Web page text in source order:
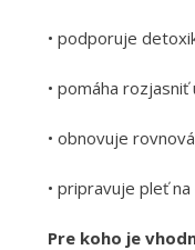
• podporuje
• pomáha rozjasniť
• obnovuje
• pripravuje pleť
Pre koho je